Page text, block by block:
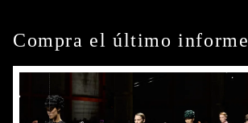
Compra el último informe